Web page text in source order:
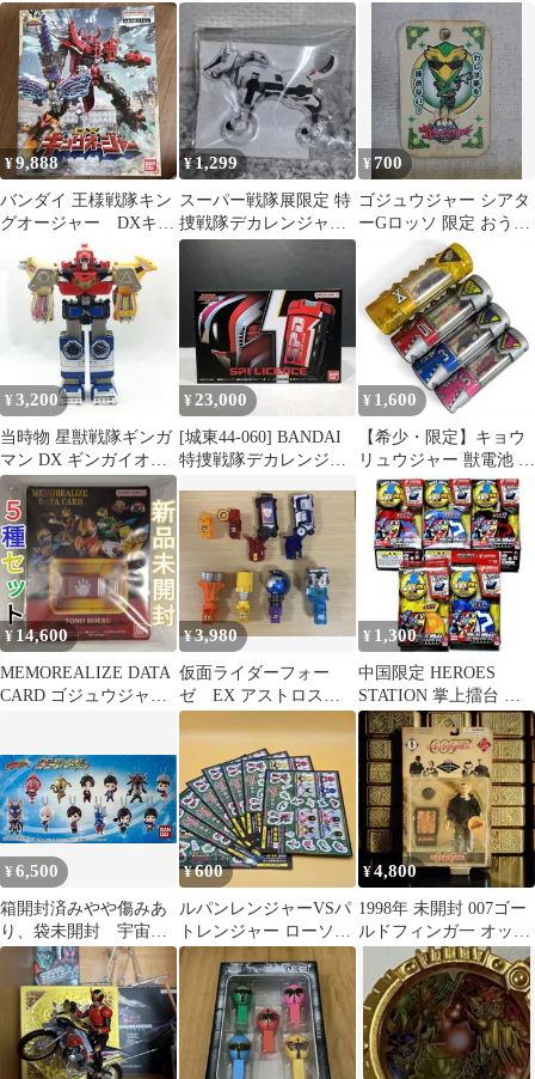
イドウォッチ/
ャｰ スペシャル版(初回
生産限定)
コ限定
¥9,888
バンダイ 王様戦隊キン
グオージャー DXキン
グオージャー 特典付
¥1,299
スーパー戦隊展限定 特
捜戦隊デカレンジャー
マーフィー走るアクリ
ルスタンド
¥700
ゴジュウジャー シアタ
ーGロッソ 限定 おうえ
¥ 3,200
当時物 星獣戦隊ギンガ
マン DX ギンガイオー
現状品 ダイキャスト
¥23,000
[城東44-060] BANDAI
特捜戦隊デカレンジャ
ル・ブースター SP1ラ
イセンス
¥ 1,600
【希少・限定】キョウ
リュウジャー 獣電池 4
本セット（マキシマ
ム・DX・3・5）
¥ 14,600
MEMOREALIZE DATA
CARD ゴジュウジャー
¥3,980
仮面ライダーフォー
ゼ EX アストロスイ
ッチ セット 強化形
¥ 1,300
中国限定 HEROES
STATION 掌上擂台 ウ
ルトラマン ヒーローPK
¥6,500
箱開封済みやや傷みあ
り、袋未開封 宇宙戦
隊キュウレンジャー プ
レミアムバンダイ限定
キュウレンジャースイ
ング オッキュー!スペ
シャルセット(12体セッ
¥600
ルパンレンジャーVSパ
トレンジャー ローソン
限定シール 8枚セット
¥4,800
1998年 未開封 007ゴー
ルドフィンガ一 オッド
ジョブ アクションフィ
ギュア